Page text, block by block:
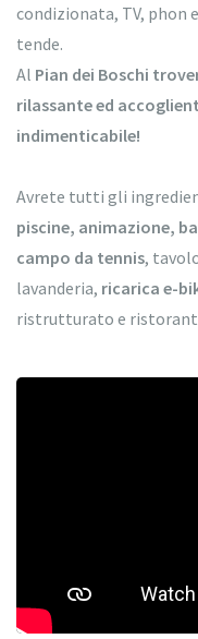
condizionata, TV, phon
tende.
Al Pian dei Boschi
rilassante ed
indimenticabile!
Avrete tutti gli
piscine, animazione,
campo da tennis,
lavanderia, ricarica e-
ristrutturato e